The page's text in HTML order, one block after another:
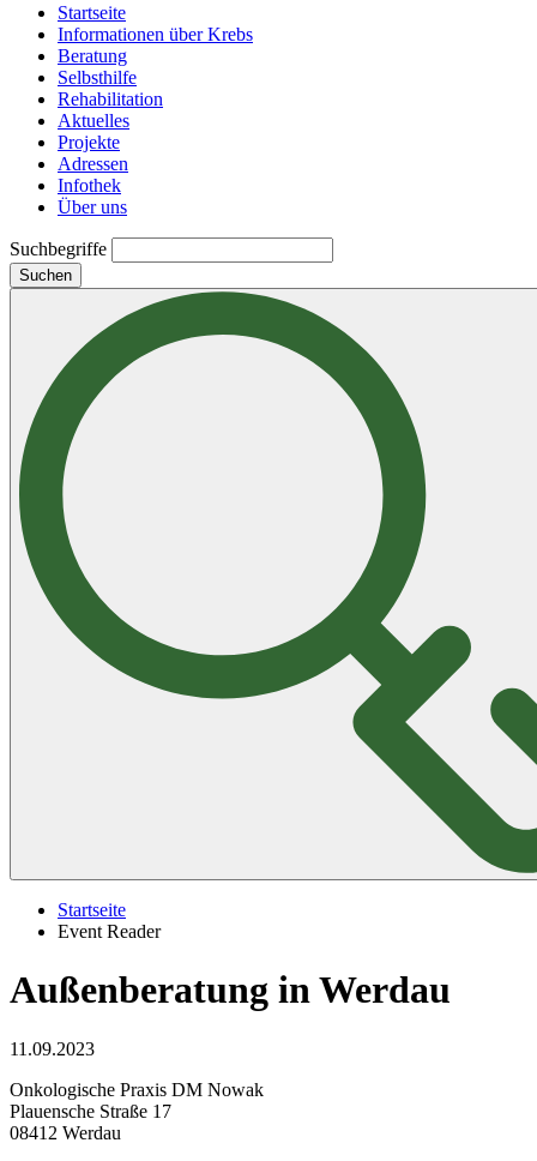
Startseite
Informationen über Krebs
Beratung
Selbsthilfe
Rehabilitation
Aktuelles
Projekte
Adressen
Infothek
Über uns
Suchbegriffe
Suchen
Startseite
Event Reader
Außenberatung in Werdau
11.09.2023
Onkologische Praxis DM Nowak
Plauensche Straße 17
08412 Werdau